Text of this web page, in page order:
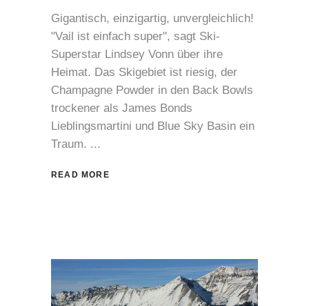
Gigantisch, einzigartig, unvergleichlich!
"Vail ist einfach super", sagt Ski-
Superstar Lindsey Vonn über ihre
Heimat. Das Skigebiet ist riesig, der
Champagne Powder in den Back Bowls
trockener als James Bonds
Lieblingsmartini und Blue Sky Basin ein
Traum.
READ MORE